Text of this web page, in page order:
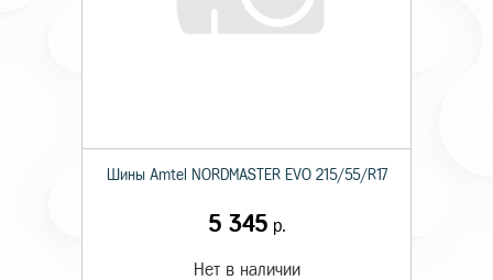
Шины Amtel NORDMASTER EVO 215/55/R17
5 345р.
Нет в наличии